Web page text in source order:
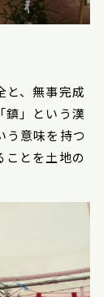
と、無事完成
鎮」という漢
う意味を持つ
ことを土地の